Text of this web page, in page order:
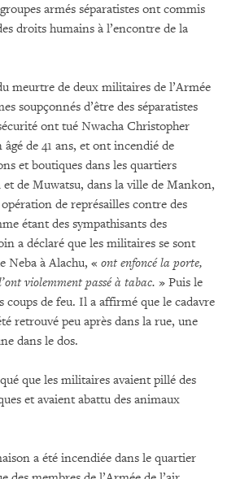
armés séparatistes ont commis
droits humains à l’encontre de la
meurtre de deux militaires de l’Armée
soupçonnés d’être des séparatistes
ont tué Nwacha Christopher
de 41 ans, et ont incendié de
et boutiques dans les quartiers
et de Muwatsu, dans la ville de Mankon,
de représailles contre des
étant des sympathisants des
a déclaré que les militaires se sont
Neba à Alachu, « ont enfoncé la porte,
violemment passé à tabac. » Puis le
coups de feu. Il a affirmé que le cadavre
retrouvé peu après dans la rue, une
dans le dos.
que les militaires avaient pillé des
et avaient abattu des animaux
a été incendiée dans le quartier